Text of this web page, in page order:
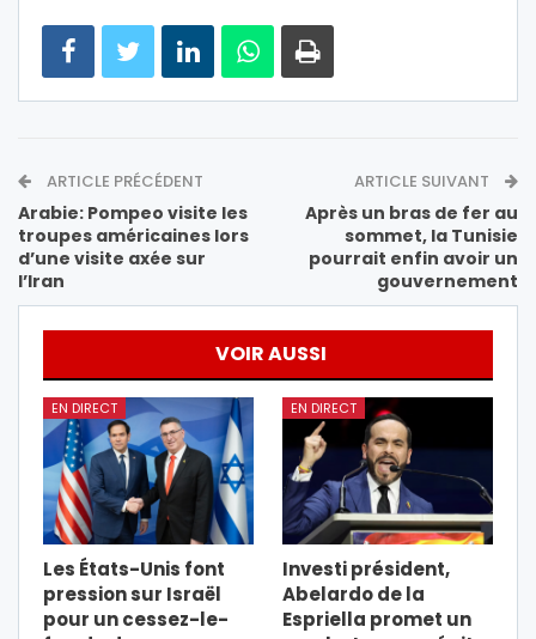
ARTICLE PRÉCÉDENT
Arabie: Pompeo visite les
troupes américaines lors
d’une visite axée sur
l’Iran
ARTICLE SUIVANT
Après un bras de fer au
sommet, la Tunisie
pourrait enfin avoir un
gouvernement
VOIR AUSSI
EN DIRECT
Les États-Unis font
pression sur Israël
pour un cessez-le-
EN DIRECT
Investi président,
Abelardo de la
Espriella promet un